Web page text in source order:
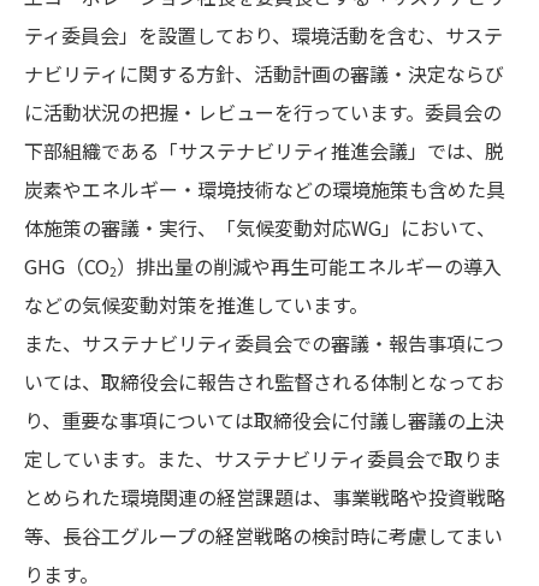
ティ委員会」を設置しており、環境活動を含む、サステ
ナビリティに関する方針、活動計画の審議・決定ならび
に活動状況の把握・レビューを行っています。委員会の
下部組織である「サステナビリティ推進会議」では、脱
炭素やエネルギー・環境技術などの環境施策も含めた具
体施策の審議・実行、「気候変動対応WG」において、
GHG（CO2）排出量の削減や再生可能エネルギーの導入
などの気候変動対策を推進しています。
また、サステナビリティ委員会での審議・報告事項につ
いては、取締役会に報告され監督される体制となってお
り、重要な事項については取締役会に付議し審議の上決
定しています。また、サステナビリティ委員会で取りま
とめられた環境関連の経営課題は、事業戦略や投資戦略
等、長谷工グループの経営戦略の検討時に考慮してまい
ります。